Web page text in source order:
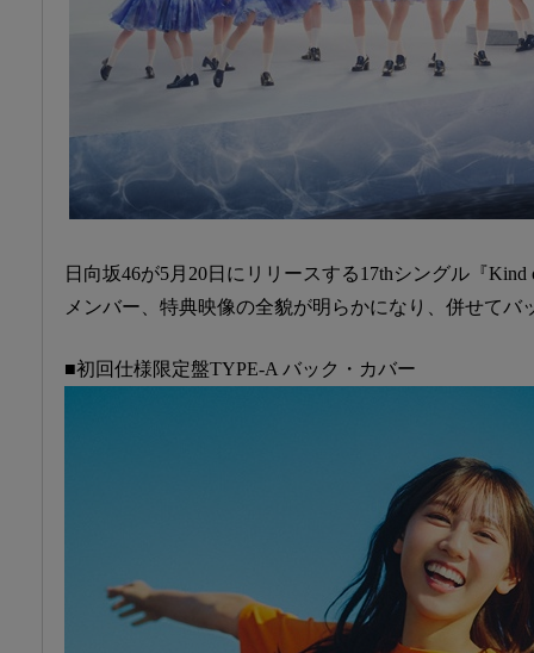
日向坂46が5月20日にリリースする17thシングル『
メンバー、特典映像の全貌が明らかになり、併せてバ
■初回仕様限定盤TYPE-A バック・カバー